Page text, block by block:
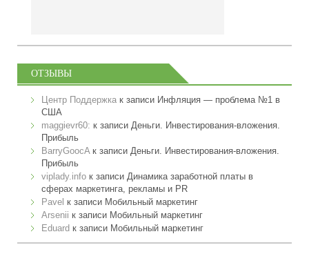
ОТЗЫВЫ
Центр Поддержка к записи Инфляция — проблема №1 в
США
maggievr60: к записи Деньги. Инвестирования-вложения.
Прибыль
BarryGoocA к записи Деньги. Инвестирования-вложения.
Прибыль
viplady.info к записи Динамика заработной платы в
сферах маркетинга, рекламы и PR
Pavel к записи Мобильный маркетинг
Arsenii к записи Мобильный маркетинг
Eduard к записи Мобильный маркетинг